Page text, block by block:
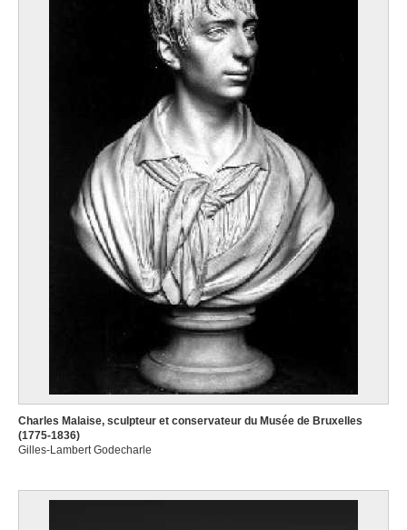
Charles Malaise, sculpteur et conservateur du Musée de Bruxelles
(1775-1836)
Gilles-Lambert Godecharle